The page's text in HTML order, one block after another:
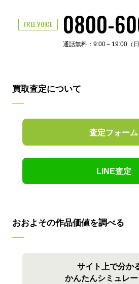
FREE VOICE 0800-
通話無料：9:00～19:00（日
買取査定について
査定フォーム
LINE査定
おおよその作品価値を調べる
サイト上で分か
かんたんシミュレ